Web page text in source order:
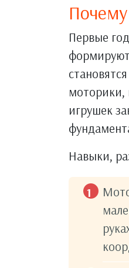
Первые
моторики,
игрушек
Навыки,